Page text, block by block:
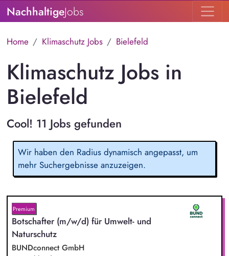
NachhaltigeJobs
Home Klimaschutz Jobs Bielefeld
Klimaschutz Jobs in
Bielefeld
Cool! 11 Jobs gefunden
Wir haben den Radius dynamisch angepasst, um
mehr Suchergebnisse anzuzeigen.
Premium
Botschafter (m/w/d) für Umwelt- und
Naturschutz
BUNDconnect GmbH